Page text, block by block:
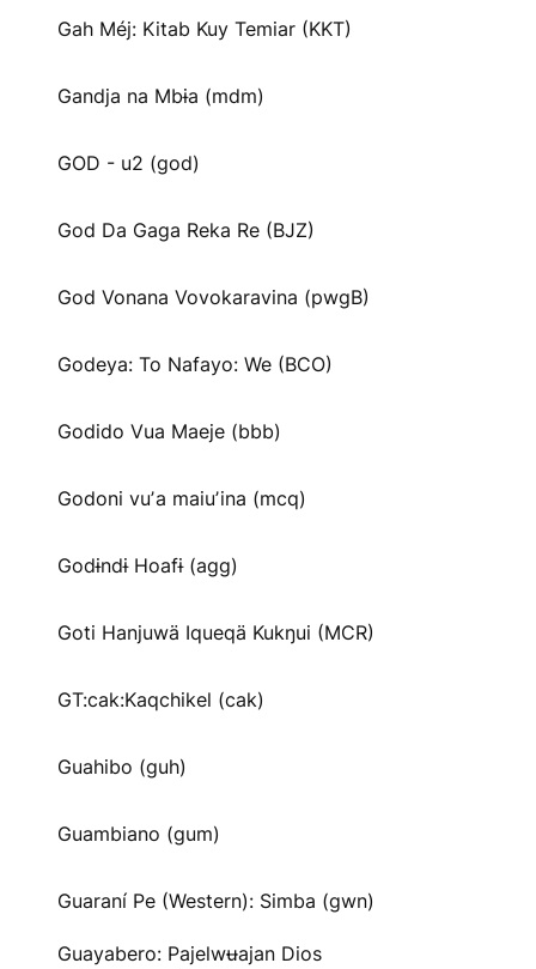
Gah Méj: Kitab Kuy Temiar (KKT)
Gandja na Mbɨa (mdm)
GOD - u2 (god)
God Da Gaga Reka Re (BJZ)
God Vonana Vovokaravina (pwgB)
Godeya: To Nafayo: We (BCO)
Godido Vua Maeje (bbb)
Godoni vuʼa maiuʼina (mcq)
Godɨndɨ Hoafɨ (agg)
Goti Hanjuwä Iqueqä Kukŋui (MCR)
GT:cak:Kaqchikel (cak)
Guahibo (guh)
Guambiano (gum)
Guaraní Pe (Western): Simba (gwn)
Guayabero: Pajelwʉajan Dios